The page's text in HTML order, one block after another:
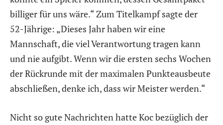
billiger für uns wäre.“ Zum Titelkampf sagte der
52-Jährige: „Dieses Jahr haben wir eine
Mannschaft, die viel Verantwortung tragen kann
und nie aufgibt. Wenn wir die ersten sechs Wochen
der Rückrunde mit der maximalen Punkteausbeute
abschließen, denke ich, dass wir Meister werden.“
Nicht so gute Nachrichten hatte Koc bezüglich der